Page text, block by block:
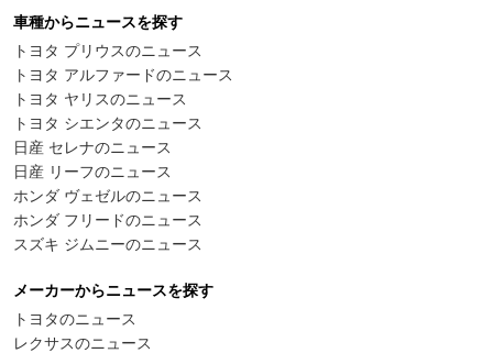
車種からニュースを探す
トヨタ プリウスのニュース
トヨタ アルファードのニュース
トヨタ ヤリスのニュース
トヨタ シエンタのニュース
日産 セレナのニュース
日産 リーフのニュース
ホンダ ヴェゼルのニュース
ホンダ フリードのニュース
スズキ ジムニーのニュース
メーカーからニュースを探す
トヨタのニュース
レクサスのニュース